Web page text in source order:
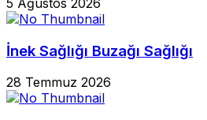
5 Ağustos 2026
İnek Sağlığı Buzağı Sağlığı
28 Temmuz 2026